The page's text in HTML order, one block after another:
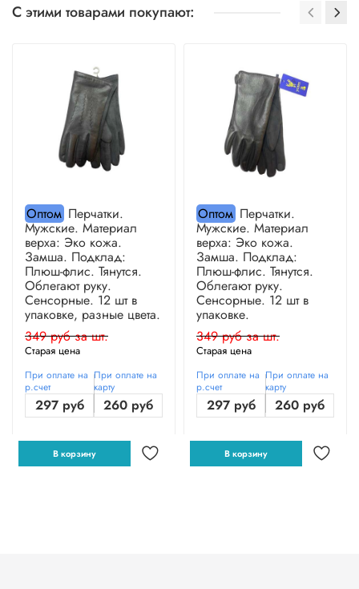
С этими товарами покупают:
ОптомПерчатки.
Мужские. Материал
верха: Эко кожа.
Замша. Подклад:
Плюш-флис. Тянутся.
Облегают руку.
Сенсорные. 12 шт в
упаковке, разные цвета.
349 руб за шт.
Старая цена
При оплате на
р.счет
297 руб
При оплате на
карту
260 руб
В корзину
ОптомПерчатки.
Мужские. Материал
верха: Эко кожа.
Замша. Подклад:
Плюш-флис. Тянутся.
Облегают руку.
Сенсорные. 12 шт в
упаковке.
349 руб за шт.
Старая цена
При оплате на
р.счет
297 руб
При оплате на
карту
260 руб
В корзину